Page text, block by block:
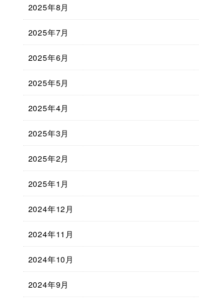
2025年8月
2025年7月
2025年6月
2025年5月
2025年4月
2025年3月
2025年2月
2025年1月
2024年12月
2024年11月
2024年10月
2024年9月